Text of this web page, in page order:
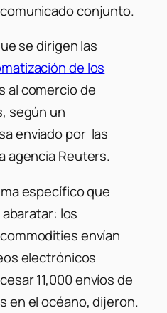
conjunto.
se dirigen las
de los
al comercio de
según un
enviado por las
agencia Reuters.
específico que
los
envían
electrónicos
11,000 envíos de
en el océano, dijeron.